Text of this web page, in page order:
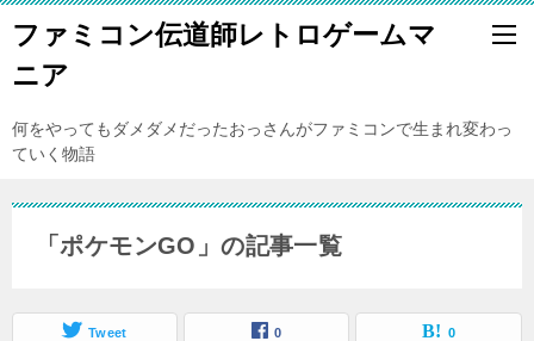
ファミコン伝道師レトロゲームマ
ニア
何をやってもダメダメだったおっさんがファミコンで生まれ変わっ
ていく物語
「ポケモンGO」の記事一覧
Tweet 0 0